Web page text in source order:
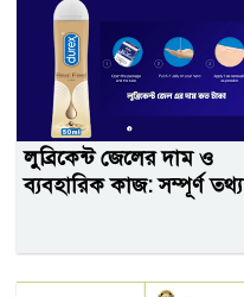
লুব্রিকেন্ট জেলের দাম ও
ব্যবহারিক কাজ: সম্পূর্ণ তথ্য